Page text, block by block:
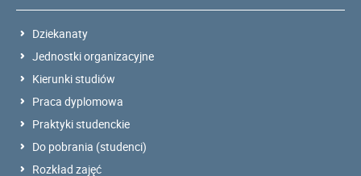
Dziekanaty
Jednostki organizacyjne
Kierunki studiów
Praca dyplomowa
Praktyki studenckie
Do pobrania (studenci)
Rozkład zajęć